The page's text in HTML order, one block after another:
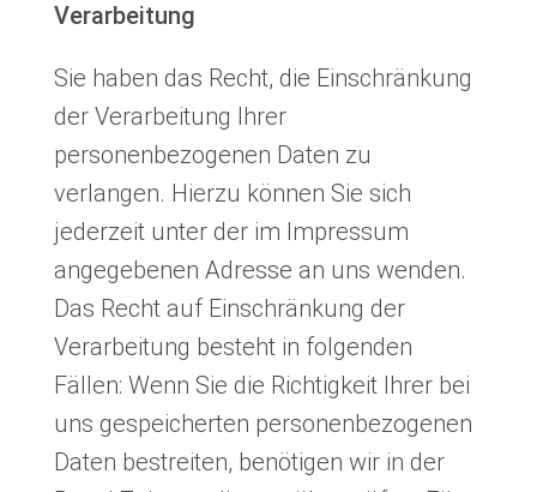
Verarbeitung
Sie haben das Recht, die Einschränkung
der Verarbeitung Ihrer
personenbezogenen Daten zu
verlangen. Hierzu können Sie sich
jederzeit unter der im Impressum
angegebenen Adresse an uns wenden.
Das Recht auf Einschränkung der
Verarbeitung besteht in folgenden
Fällen: Wenn Sie die Richtigkeit Ihrer bei
uns gespeicherten personenbezogenen
Daten bestreiten, benötigen wir in der